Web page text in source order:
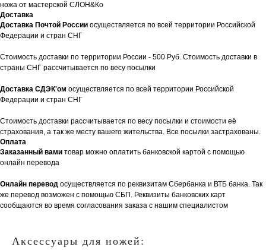
ножа от мастерской СЛОН&Ко
Доставка
Доставка Почтой России осуществляется по всей территории Российской
Федерации и стран СНГ
Стоимость доставки по территории России - 500 Руб. Стоимость доставки в
страны СНГ рассчитывается по весу посылки
Доставка СДЭК'ом осуществляется по всей территории Российской
Федерации и стран СНГ
Стоимость доставки рассчитывается по весу посылки и стоимости её
страхования, а так же месту вашего жительства. Все посылки застрахованы.
Оплата
Заказанный вами товар можно оплатить банковской картой с помощью
онлайн перевода
Онлайн перевод осуществляется по реквизитам Сбербанка и ВТБ банка. Так
же перевод возможен с помощью СБП. Реквизиты банковских карт
сообщаются во время согласования заказа с нашим специалистом
Аксессуары для ножей: